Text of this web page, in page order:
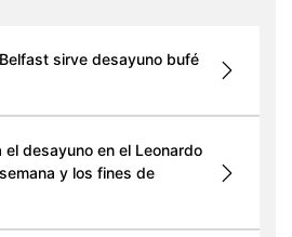
sirve desayuno bufé
el desayuno en el Leonardo
y los fines de